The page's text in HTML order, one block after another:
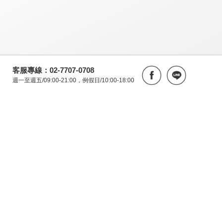
客服專線：02-7707-0708
週一至週五/09:00-21:00，例假日/10:00-18:00